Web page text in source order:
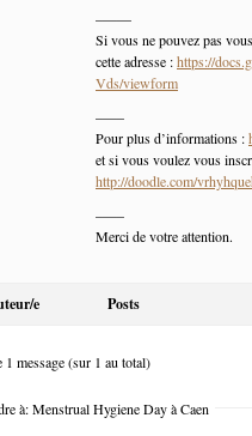
–——
Si vous ne pouvez pas
cette adresse :https://
Vds/viewform
–—–
Pour plus d’informations :
et si vous voulez vous
http://doodle.com/
–—–
Merci de votre attention.
e Posts
1 message (sur 1 au total)
à: Menstrual Hygiene Day à Caen